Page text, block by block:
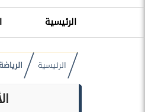
الرئيسية
الرئيسية الرياضة